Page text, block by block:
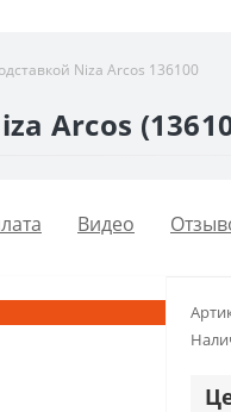
Niza Arcos 136100
Arcos
Видео